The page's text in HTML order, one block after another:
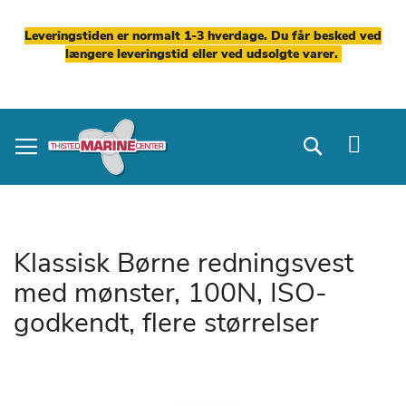
Leveringstiden er normalt 1-3 hverdage. Du får besked ved
længere leveringstid eller ved udsolgte varer.
to
Content
Search
Klassisk Børne redningsvest
med mønster, 100N, ISO-
godkendt, flere størrelser